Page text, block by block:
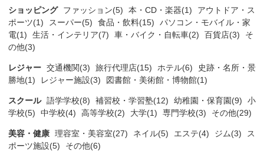
ショッピング ファッション(5) 本・CD・楽器(1)
アウトドア・ス
ポーツ(1)
スーパー(5) 食品・飲料(15)
パソコン・モバイル・家
電(1)
生活・インテリア(7) 車・バイク・自転車(2) 百貨店(3)
そ
の他(3)
レジャー 交通機関(3) 旅行代理店(15) ホテル(6)
史跡・名所・景
勝地(1)
レジャー施設(3) 図書館・美術館・博物館(1)
スクール 語学学校(8) 補習校・学習塾(12) 幼稚園・保育園(9)
小
学校(5)
中学校(4) 高等学校(2) 大学(1) 専門学校(3) その他(29)
美容・健康 理容室・美容室(27) ネイル(5) エステ(4) ジム(3)
ス
ポーツ施設(5)
その他(6)